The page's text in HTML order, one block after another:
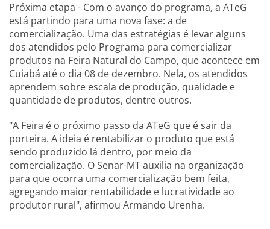
Próxima etapa - Com o avanço do programa, a ATeG
está partindo para uma nova fase: a de
comercialização. Uma das estratégias é levar alguns
dos atendidos pelo Programa para comercializar
produtos na Feira Natural do Campo, que acontece em
Cuiabá até o dia 08 de dezembro. Nela, os atendidos
aprendem sobre escala de produção, qualidade e
quantidade de produtos, dentre outros.
"A Feira é o próximo passo da ATeG que é sair da
porteira. A ideia é rentabilizar o produto que está
sendo produzido lá dentro, por meio da
comercialização. O Senar-MT auxilia na organização
para que ocorra uma comercialização bem feita,
agregando maior rentabilidade e lucratividade ao
produtor rural", afirmou Armando Urenha.